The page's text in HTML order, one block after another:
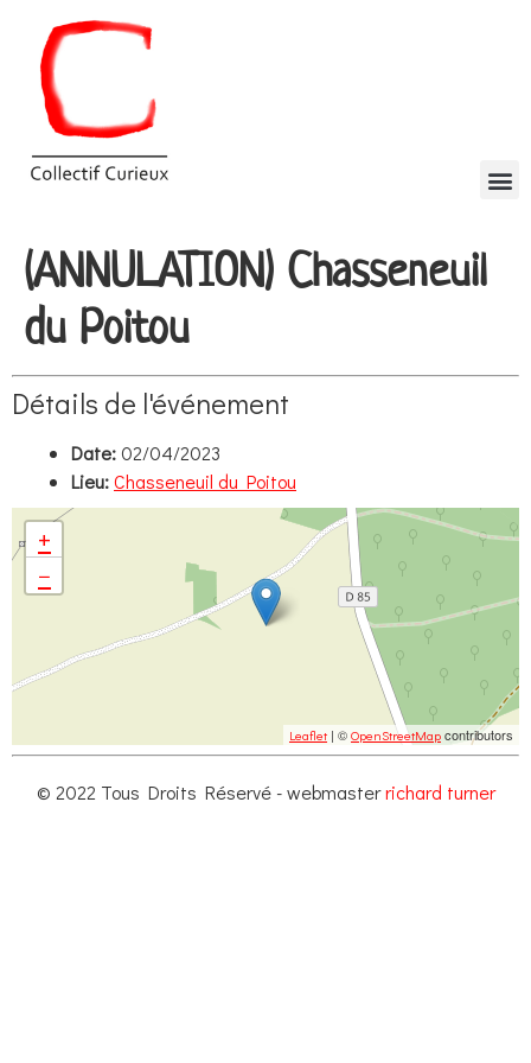
(ANNULATION) Chasseneuil
du Poitou
Détails de l'événement
Date:02/04/2023
Lieu:Chasseneuil du Poitou
+
−
Leaflet | © OpenStreetMap contributors
© 2022 Tous Droits Réservé - webmasterrichard turner